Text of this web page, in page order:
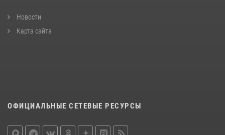
Новости
Карта сайта
ОФИЦИАЛЬНЫЕ СЕТЕВЫЕ РЕСУРСЫ